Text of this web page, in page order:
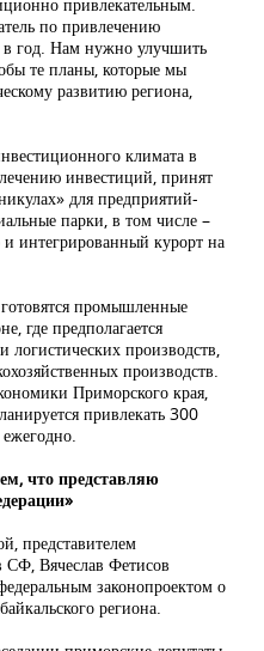
по привлечению
год. Нам нужно улучшить
те планы, которые мы
развитию региона,
климата в
инвестиций, принят
для предприятий-
парки, в том числе –
интегрированный курорт на
промышленные
где предполагается
логистических производств,
производств.
Приморского края,
привлекать 300
что представляю
представителем
СФ, Вячеслав Фетисов
законопроектом о
региона.